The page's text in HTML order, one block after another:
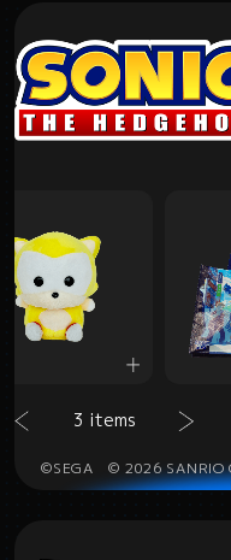
3 items
©SEGA © 2026 SANRIO